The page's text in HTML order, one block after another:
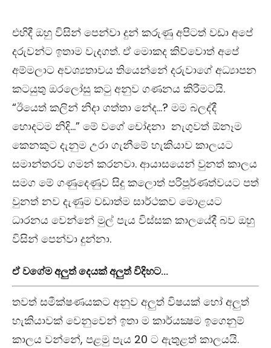
එහිදී ඔහු විසින් පෙන්වා දුන් කරුණු අපිටත් වඩා අපේ
දරුවන්ට ඉතාම වැදගත්. ඒ මොකද කිව්වොත් අපේ
අම්මලාට අවශ්‍යතාවය තියෙන්නේ දරුවාගේ අධ්‍යාපන
කටයුතු ඔරලෝසු කටු අනුව ගණනය කිරීමටයි.
“ඊයෙත් කලින් නිදා ගත්තා නේද…? මම බලද්දී
හොදටම නිදි…” මේ වගේ චෝදනා නැගුවත් ඕනෑම
කෙනකුට දැනුම උරා ගැනීමේ හැකියාව කාලයට
සමාන්තරව ගමන් කරනවා. ආයාසයෙන් වුනත් කාලය
සමග මේ ගණුදෙණුව සිදු කලොත් පරිපූර්ණත්වයට පත්
වුනත් නව දැණුම වඩාත්ම සාර්ථකව මොළයට
ධාරනය වෙන්නේ මුල් පැය විස්සක කාලයේදී බව ඔහු
විසින් පෙන්වා දුන්නා.
ඒ වගේම අලුත් දෙයක් අලුත් විදිහට…
තවත් සමීක්ෂණයකට අනුව අලුත් විෂයක් හෝ අලුත්
හැකියාවක් වෙනුවෙන් ඉතා ම කාර්යක්‍ෂම ඉගෙනුම්
කාලය වන්නේ, පළමු පැය 20 ට ඇතුළත් කාලයයි.